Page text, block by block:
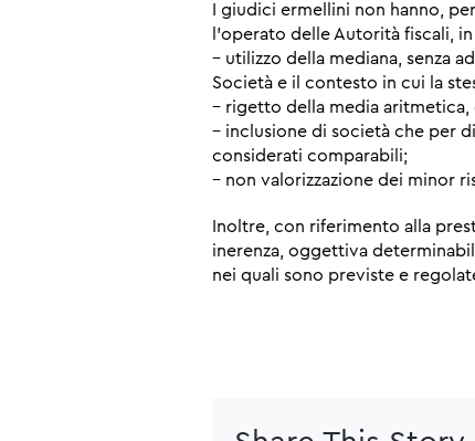
I giudici ermellini non hanno,
l’operato delle Autorità fiscali,
– utilizzo della mediana, senza
Società e il contesto in cui la
– rigetto della media aritmetica,
– inclusione di società che per
considerati comparabili;
– non valorizzazione dei minor
Inoltre, con riferimento alla
inerenza, oggettiva
nei quali sono previste e